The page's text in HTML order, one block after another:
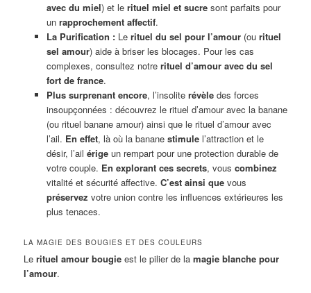
avec du miel) et le rituel miel et sucresont parfaits pour
un rapprochement affectif.
La Purification :Le rituel du sel pour l’amour(ou rituel
sel amour) aide à briser les blocages. Pour les cas
complexes, consultez notre rituel d’amour avec du sel
fort de france.
Plus surprenant encore, l’insolite révèledes forces
insoupçonnées : découvrez le rituel d’amour avec la banane
(ou rituel banane amour) ainsi que le rituel d’amour avec
l’ail. En effet, là où la banane stimulel’attraction et le
désir, l’ail érigeun rempart pour une protection durable de
votre couple. En explorant ces secrets, vous combinez
vitalité et sécurité affective. C’est ainsi quevous
préservez votre union contre les influences extérieures les
plus tenaces.
LA MAGIE DES BOUGIES ET DES COULEURS
Lerituel amour bougie est le pilier de lamagie blanche pour
l’amour.